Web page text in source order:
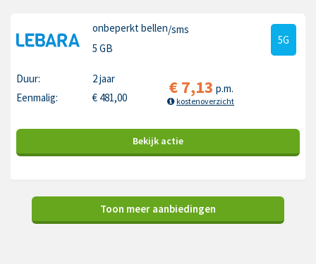
onbeperkt bellen/sms
5 GB
5G
Duur:
2 jaar
Eenmalig:
€ 481,00 €7,13 p.m.
kostenoverzicht
Bekijk actie
Toon meer aanbiedingen